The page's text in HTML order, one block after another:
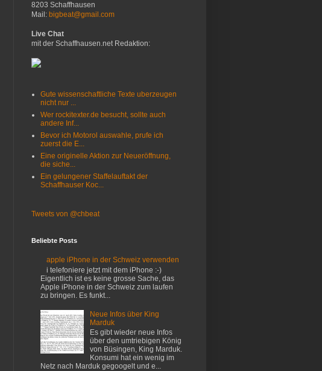
8203 Schaffhausen
Mail: bigbeat@gmail.com
Live Chat
mit der Schaffhausen.net Redaktion:
Gute wissenschaftliche Texte uberzeugen
nicht nur ...
Wer rockitexter.de besucht, sollte auch
andere Inf...
Bevor ich Motorol auswahle, prufe ich
zuerst die E...
Eine originelle Aktion zur Neueröffnung,
die siche...
Ein gelungener Staffelauftakt der
Schaffhauser Koc...
Tweets von @chbeat
Beliebte Posts
apple iPhone in der Schweiz verwenden
i telefoniere jetzt mit dem iPhone :-)
Eigentlich ist es keine grosse Sache, das
Apple iPhone in der Schweiz zum laufen
zu bringen. Es funkt...
Neue Infos über King
Marduk
Es gibt wieder neue Infos
über den umtriebigen König
von Büsingen, King Marduk.
Konsumi hat ein wenig im
Netz nach Marduk gegoogelt und e...